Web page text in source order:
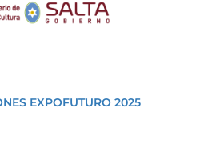
EXPOFUTURO 2025